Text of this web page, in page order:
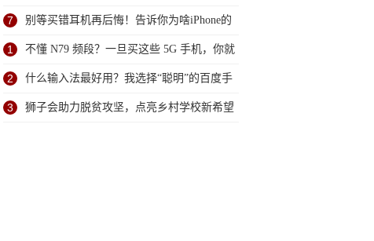
999元的秘密
7 别等买错耳机再后悔！告诉你为啥iPhone的
耳机在安卓手机上不能用
1 不懂 N79 频段？一旦买这些 5G 手机，你就
基本告别中国移动了
2 什么输入法最好用？我选择“聪明”的百度手
机输入法!
3 狮子会助力脱贫攻坚，点亮乡村学校新希望